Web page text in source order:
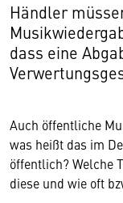
Händler
dass eine
Auch öffentliche
was heißt das im
öffentlich? Welche
diese und wie oft